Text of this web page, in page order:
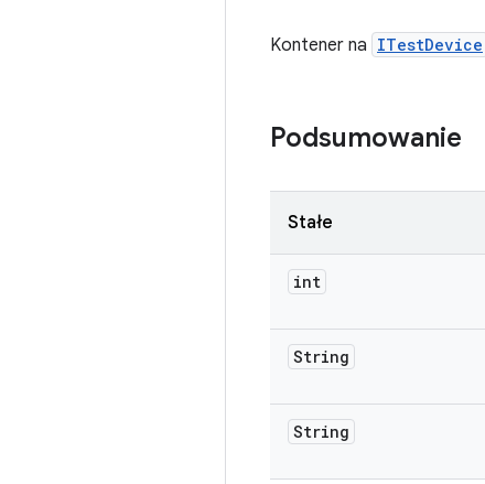
Kontener na ITestDevice
Podsumowanie
Stałe
int
String
String